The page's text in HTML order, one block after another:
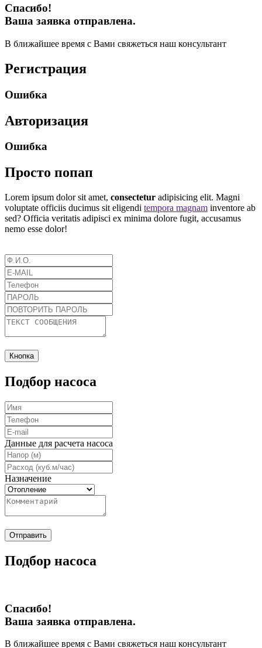
Спасибо!
Ваша заявка отправлена.
В ближайшее время с Вами свяжеться наш консультант
Регистрация
Ошибка
Авторизация
Ошибка
Просто попап
Lorem ipsum dolor sit amet, consectetur adipisicing elit. Magni
voluptate officiis ducimus sit eligendi tempora magnam inventore ab
sed? Officia veritatis adipisci ex minima dolore fugit, accusamus
nemo esse dolor!
Кнопка
Подбор насоса
Данные для расчета насоса
Назначение
Отправить
Подбор насоса
Спасибо!
Ваша заявка отправлена.
В ближайшее время с Вами свяжеться наш консультант